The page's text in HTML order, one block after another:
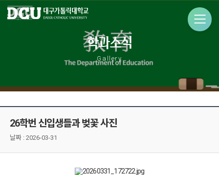
학과소식
Gallery
26학번 신입생들과 벚꽃 사진
날짜 : 2026-03-31